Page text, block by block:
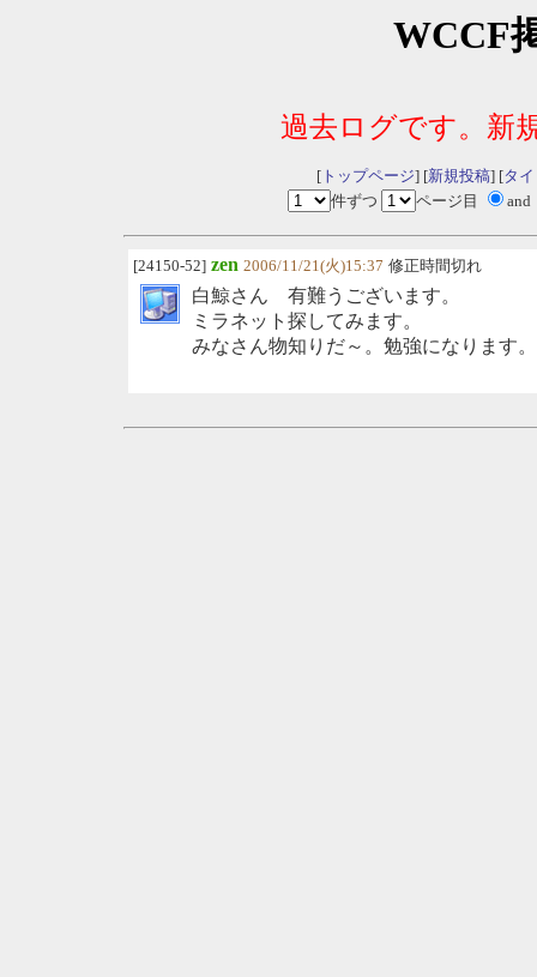
WCCF
過去ログです。新
[トップページ] [新規投稿] [タ
件ずつ
ページ目 and
[24150-52] zen 2006/11/21(火)15:37 修正時間切れ
白鯨さん 有難うございます。
ミラネット探してみます。
みなさん物知りだ～。勉強になります。